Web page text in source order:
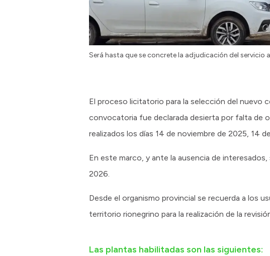
Será hasta que se concrete la adjudicación del servicio
El proceso licitatorio para la selección del nuevo
convocatoria fue declarada desierta por falta de
realizados los días 14 de noviembre de 2025, 14
En este marco, y ante la ausencia de
2026.
Desde el organismo provincial se recuerda a los
territorio rionegrino para la realización de la
Las plantas habilitadas son las siguientes: